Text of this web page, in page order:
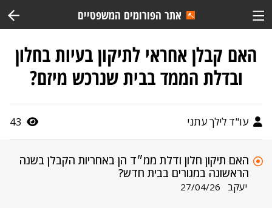
אתר הפורומים המשפטיים
האם קבלן אחראי לתיקון בעיות בחלון
ובדלת הממד בבית שנרכש מיזם?
עו"ד לילך עתני 43
האם תיקון חלון ודלת ממ״ד הן באחריות הקבלן בשנה
הראשונה במגורים בבית חדש?
יעקב 27/04/26